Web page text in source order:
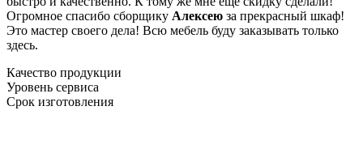
Огромное спасибо сборщику Алексею за прекрасный шкаф!
Это мастер своего дела! Всю мебель буду заказывать только
здесь.
Качество продукции
Уровень сервиса
Срок изготовления